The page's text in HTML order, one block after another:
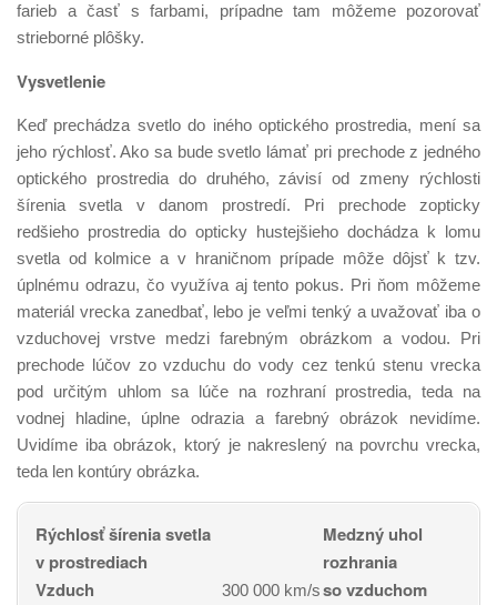
farieb a časť s farbami, prípadne tam môžeme pozorovať
strieborné plôšky.
Vysvetlenie
Keď prechádza svetlo do iného optického prostredia, mení sa
jeho rýchlosť. Ako sa bude svetlo lámať pri prechode z jedného
optického prostredia do druhého, závisí od zmeny rýchlosti
šírenia svetla v danom prostredí. Pri prechode zopticky
redšieho prostredia do opticky hustejšieho dochádza k lomu
svetla od kolmice a v hraničnom prípade môže dôjsť k tzv.
úplnému odrazu, čo využíva aj tento pokus. Pri ňom môžeme
materiál vrecka zanedbať, lebo je veľmi tenký a uvažovať iba o
vzduchovej vrstve medzi farebným obrázkom a vodou. Pri
prechode lúčov zo vzduchu do vody cez tenkú stenu vrecka
pod určitým uhlom sa lúče na rozhraní prostredia, teda na
vodnej hladine, úplne odrazia a farebný obrázok nevidíme.
Uvidíme iba obrázok, ktorý je nakreslený na povrchu vrecka,
teda len kontúry obrázka.
Rýchlosť šírenia svetla
v prostrediach
Medzný uhol
rozhrania
Vzduch
300 000 km/sso vzduchom